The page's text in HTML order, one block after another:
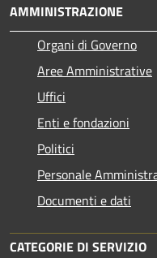
AMMINISTRAZIONE
Organi di Governo
Aree Amministrative
Uffici
Enti e fondazioni
Politici
Personale
Documenti e dati
CATEGORIE DI SERVIZIO